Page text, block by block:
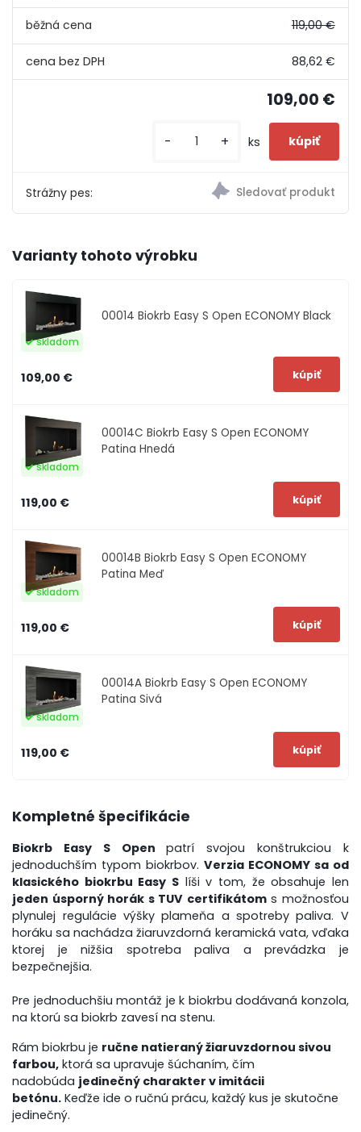
běžná cena 119,00 €
88,62 €
109,00 €
Strážny pes:
- + ks
Varianty tohoto výrobku
00014 Biokrb Easy S Open ECONOMY Black
skladom
109,00 €
00014C Biokrb Easy S Open ECONOMY
Patina Hnedá
skladom
119,00 €
00014B Biokrb Easy S Open ECONOMY
Patina Meď
skladom
119,00 €
00014A Biokrb Easy S Open ECONOMY
Patina Sivá
skladom
119,00 €
Kompletné špecifikácie
Biokrb Easy S Openpatrí svojou konštrukciou k
jednoduchším typom biokrbov. Verzia ECONOMY sa od
klasického biokrbu Easy S líši v tom, že obsahuje len
jeden úsporný horák s TUV certifikátoms možnosťou
plynulej regulácie výšky plameňa a spotreby paliva. V
horáku sa nachádza žiaruvzdorná keramická vata, vďaka
ktorej je nižšia spotreba paliva a prevádzka je
bezpečnejšia.
Pre jednoduchšiu montáž je k biokrbu dodávaná konzola,
na ktorú sa biokrb zavesí na stenu.
Rám biokrbu je ručne natieraný žiaruvzdornou sivou
farbou, ktorá sa upravuje šúchaním, čím
nadobúda jedinečný charakter v imitácii
betónu. Keďže ide o ručnú prácu, každý kus je skutočne
jedinečný.